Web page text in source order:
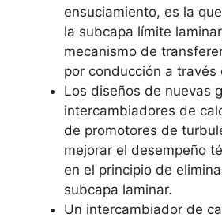
ensuciamiento, es la
la subcapa límite
mecanismo de
por conducción a través
Los diseños de nuevas
intercambiadores de
de promotores de
mejorar el desempeño
en el principio de
subcapa laminar.
Un intercambiador de